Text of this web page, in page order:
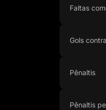
Faltas
Gols contra
Pênaltis
Pênaltis